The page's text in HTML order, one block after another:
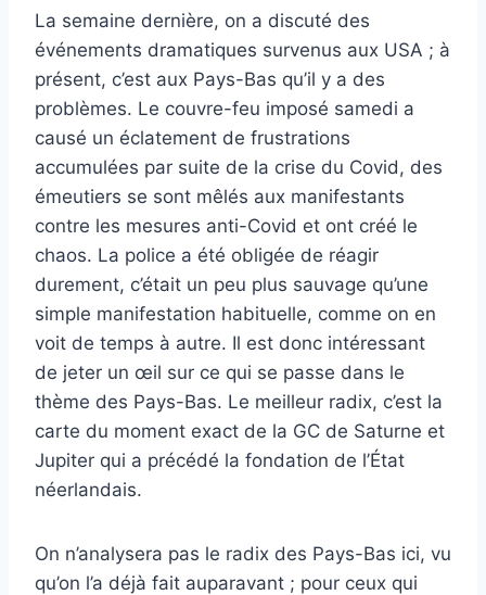
La semaine dernière, on a discuté des
événements dramatiques survenus aux USA ; à
présent, c’est aux Pays-Bas qu’il y a des
problèmes. Le couvre-feu imposé samedi a
causé un éclatement de frustrations
accumulées par suite de la crise du Covid, des
émeutiers se sont mêlés aux manifestants
contre les mesures anti-Covid et ont créé le
chaos. La police a été obligée de réagir
durement, c’était un peu plus sauvage qu’une
simple manifestation habituelle, comme on en
voit de temps à autre. Il est donc intéressant
de jeter un œil sur ce qui se passe dans le
thème des Pays-Bas. Le meilleur radix, c’est la
carte du moment exact de la GC de Saturne et
Jupiter qui a précédé la fondation de l’État
néerlandais.
On n’analysera pas le radix des Pays-Bas ici, vu
qu’on l’a déjà fait auparavant ; pour ceux qui